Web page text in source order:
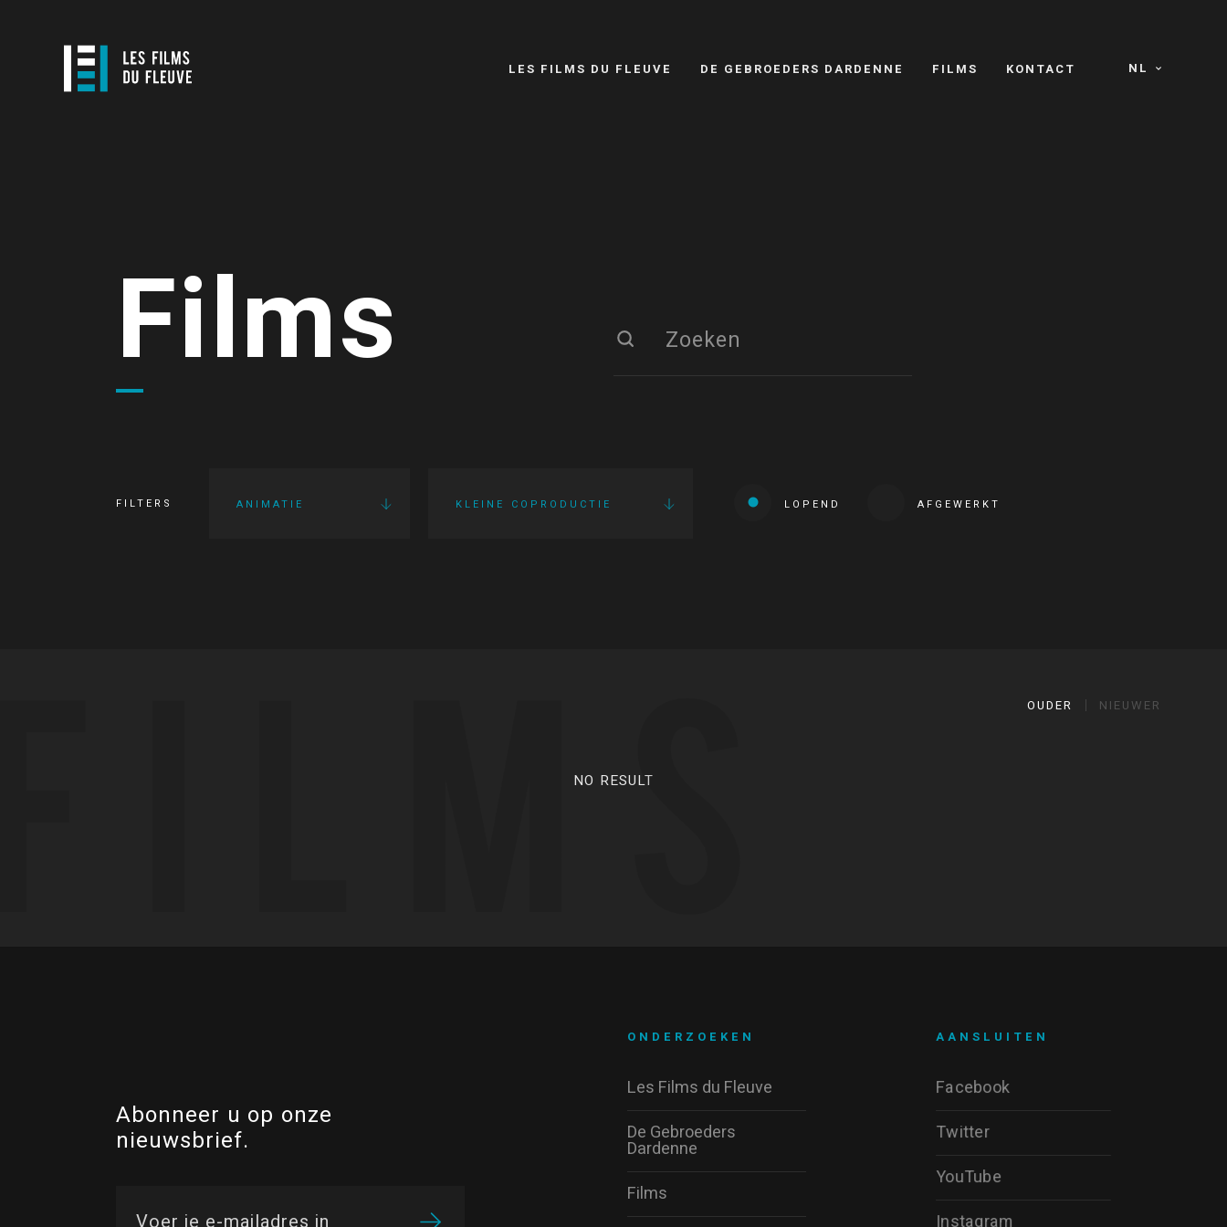
NL
LES FILMS DU FLEUVE DE GEBROEDERS DARDENNE FILMS KONTACT
Films
FILTERS ANIMATIE KLEINE COPRODUCTIE LOPEND AFGEWERKT
OUDER NIEUWER
NO RESULT
Abonneer u op onze
nieuwsbrief.
AANSLUITEN
Facebook
Twitter
YouTube
Instagram
ONDERZOEKEN
Les Films du Fleuve
De Gebroeders
Dardenne
Films